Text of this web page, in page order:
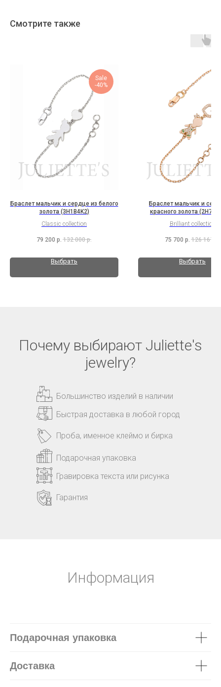
Смотрите также
Sale
-40%
Браслет мальчик и сердце из белого
золота (3H1B4K2)
Classic collection
79 200 р. 132 000 р.
Выбрать
Браслет мальчик и
красного золота
Brilliant collection
75 700 р. 126 167
Выбрать
Почему выбирают Juliette's
jewelry?
Большинство изделий в наличии
Быстрая доставка в любой город
Подарочная упаковка
Гравировка текста или рисунка
Проба, именное клеймо и бирка
Гарантия
Информация
Подарочная упаковка
Доставка